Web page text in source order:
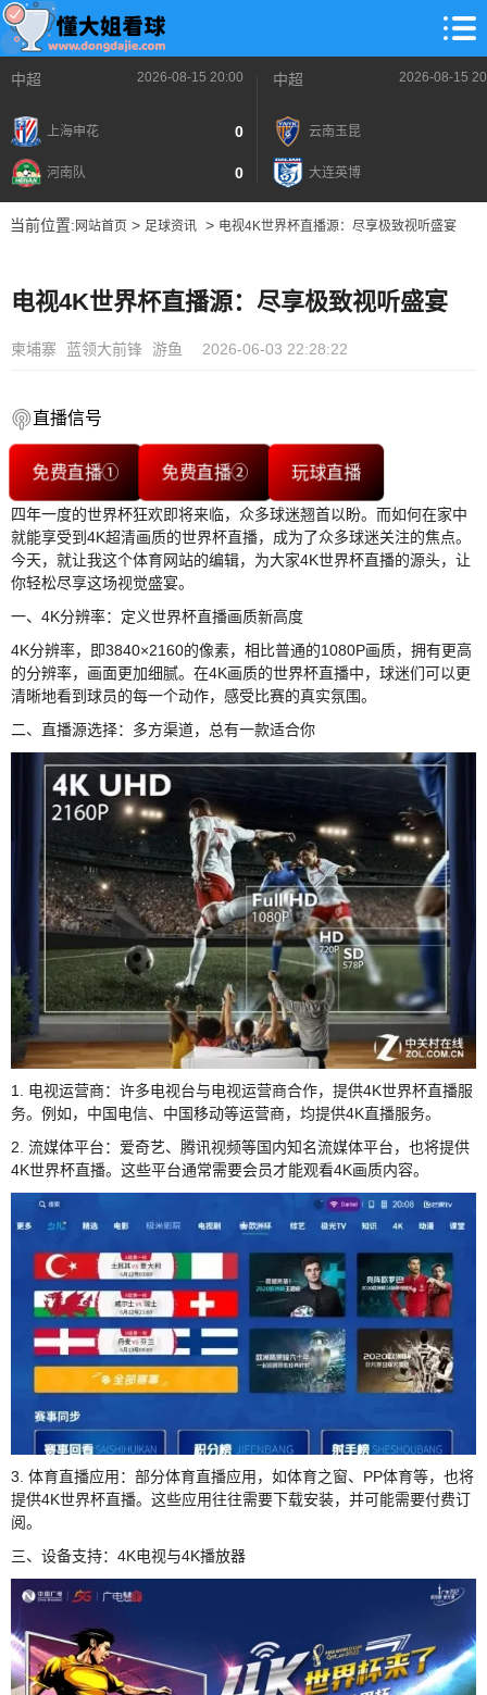
中超 2026-08-15 20:00
上海申花 0
河南队 0
中超 2026-08-15
云南玉昆
大连英博
当前位置: 网站首页> 足球资讯> 电视4K世界杯直播源：尽享极致视听盛宴
电视4K世界杯直播源：尽享极致视听盛宴
柬埔寨 蓝领大前锋 游鱼 2026-06-03 22:28:22
直播信号
免费直播① 免费直播② 玩球直播
四年一度的世界杯狂欢即将来临，众多球迷翘首以盼。而如何在家中
就能享受到4K超清画质的世界杯直播，成为了众多球迷关注的焦点。
今天，就让我这个体育网站的编辑，为大家4K世界杯直播的源头，让
你轻松尽享这场视觉盛宴。
一、4K分辨率：定义世界杯直播画质新高度
4K分辨率，即3840×2160的像素，相比普通的1080P画质，拥有更高
的分辨率，画面更加细腻。在4K画质的世界杯直播中，球迷们可以更
清晰地看到球员的每一个动作，感受比赛的真实氛围。
二、直播源选择：多方渠道，总有一款适合你
1. 电视运营商：许多电视台与电视运营商合作，提供4K世界杯直播服
务。例如，中国电信、中国移动等运营商，均提供4K直播服务。
2. 流媒体平台：爱奇艺、腾讯视频等国内知名流媒体平台，也将提供
4K世界杯直播。这些平台通常需要会员才能观看4K画质内容。
3. 体育直播应用：部分体育直播应用，如体育之窗、PP体育等，也将
提供4K世界杯直播。这些应用往往需要下载安装，并可能需要付费订
阅。
三、设备支持：4K电视与4K播放器